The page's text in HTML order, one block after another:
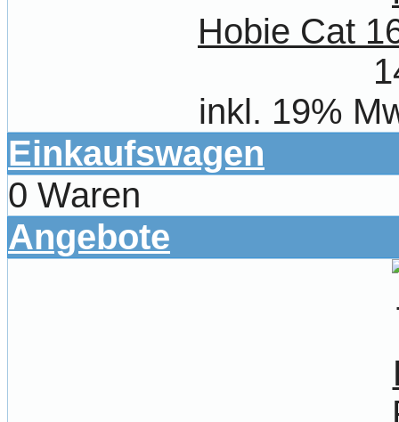
Hobie Cat
inkl. 19%
Einkaufswagen
0 Waren
Angebote